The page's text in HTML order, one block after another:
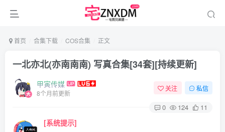
首页 合集下载 COS合集 正文
一北亦北(亦南南南) 写真合集[34套][持续更新]
甲寅传媒
8个月前更新
关注 私信
0 124 11
[系统提示]